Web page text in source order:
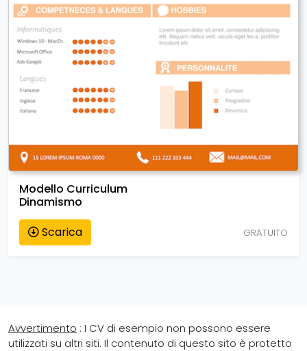
Modello Curriculum
Dinamismo
Scarica
GRATUITO
Avvertimento : I CV di esempio non possono essere
utilizzati su altri siti. Il contenuto di questo sito è protetto